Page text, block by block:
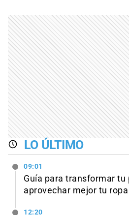
LO ÚLTIMO
09:01
Guía para transformar tu
aprovechar mejor tu ropa
12:20